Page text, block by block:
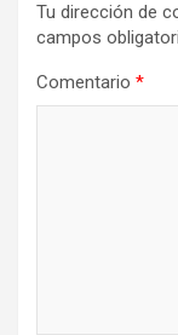
Tu dirección de
campos
Comentario *